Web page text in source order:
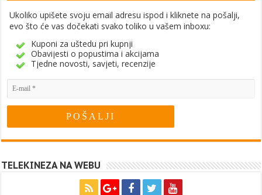
Ukoliko upišete svoju email adresu ispod i kliknete na pošalji,
evo što će vas dočekati svako toliko u vašem inboxu:
Kuponi za uštedu pri kupnji
Obavijesti o popustima i akcijama
Tjedne novosti, savjeti, recenzije
TELEKINEZA NA WEBU